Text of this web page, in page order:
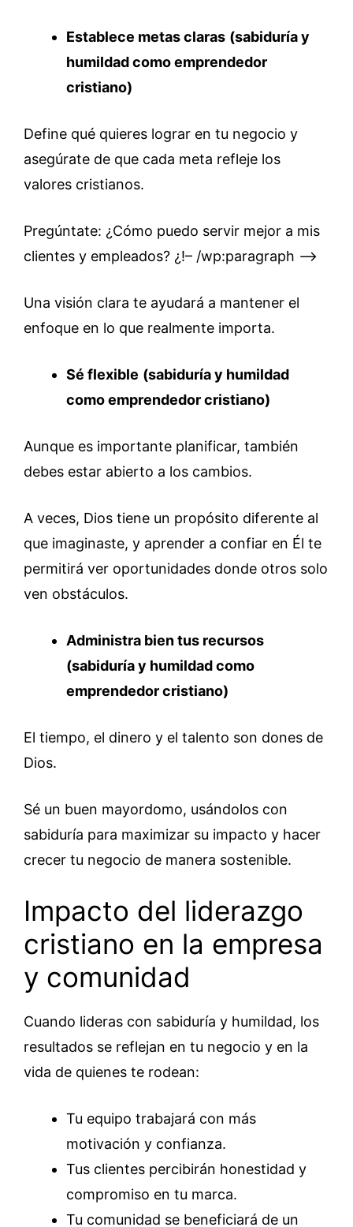
Establece metas claras (sabiduría y
humildad como emprendedor
cristiano)
Define qué quieres lograr en tu negocio y
asegúrate de que cada meta refleje los
valores cristianos.
Pregúntate: ¿Cómo puedo servir mejor a mis
clientes y empleados? ¿!– /wp:paragraph –>
Una visión clara te ayudará a mantener el
enfoque en lo que realmente importa.
Sé flexible (sabiduría y humildad
como emprendedor cristiano)
Aunque es importante planificar, también
debes estar abierto a los cambios.
A veces, Dios tiene un propósito diferente al
que imaginaste, y aprender a confiar en Él te
permitirá ver oportunidades donde otros solo
ven obstáculos.
Administra bien tus recursos
(sabiduría y humildad como
emprendedor cristiano)
El tiempo, el dinero y el talento son dones de
Dios.
Sé un buen mayordomo, usándolos con
sabiduría para maximizar su impacto y hacer
crecer tu negocio de manera sostenible.
Impacto del liderazgo
cristiano en la empresa
y comunidad
Cuando lideras con sabiduría y humildad, los
resultados se reflejan en tu negocio y en la
vida de quienes te rodean:
Tu equipo trabajará con más
motivación y confianza.
Tus clientes percibirán honestidad y
compromiso en tu marca.
Tu comunidad se beneficiará de un